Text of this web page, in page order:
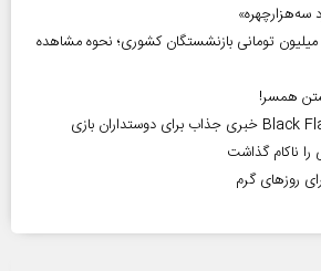
سه‌هزارچهره»
استعلام وام ضروری ۷۵ میلیون تومانی بازنشستگان کشوری؛ نحوه مشاهده
همسر!
ناکام گذاشت
روز‌های گرم